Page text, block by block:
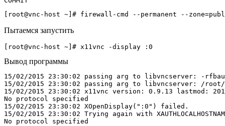
Пытаемся запустить
Вывод программы
15/02/2015 23:30:02 passing arg to libvncserver: -
15/02/2015 23:30:02 passing arg to libvncserver: /root/
15/02/2015 23:30:02 x11vnc version: 0.9.13 lastmod:
No protocol specified
15/02/2015 23:30:02 XOpenDisplay(":0") failed.
15/02/2015 23:30:02 Trying again with
No protocol specified